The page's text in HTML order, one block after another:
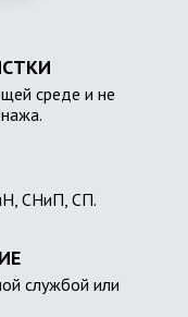
среде и не
СНиП, СП.
службой или